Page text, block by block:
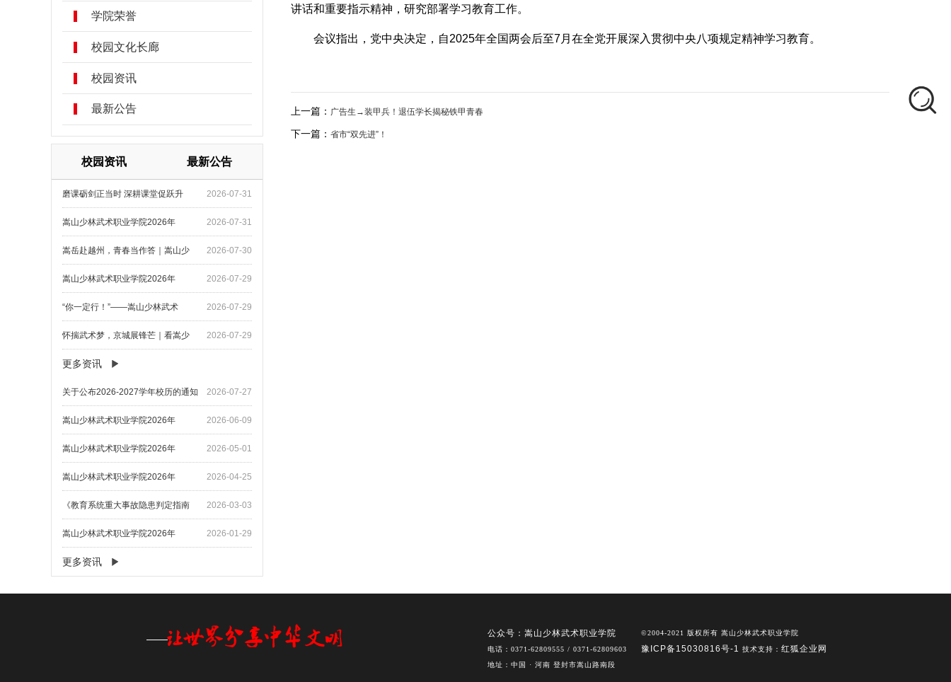
学院荣誉
校园文化长廊
校园资讯
最新公告
校园资讯 最新公告
2026-07-31
磨课砺剑正当时 深耕课堂促跃升
2026-07-31
嵩山少林武术职业学院2026年
2026-07-30
嵩岳赴越州，青春当作答｜嵩山少
2026-07-29
嵩山少林武术职业学院2026年
2026-07-29
“你一定行！”——嵩山少林武术
2026-07-29
怀揣武术梦，京城展锋芒｜看嵩少
更多资讯
2026-07-27
关于公布2026-2027学年校历的通知
2026-06-09
嵩山少林武术职业学院2026年
2026-05-01
嵩山少林武术职业学院2026年
2026-04-25
嵩山少林武术职业学院2026年
2026-03-03
《教育系统重大事故隐患判定指南
2026-01-29
嵩山少林武术职业学院2026年
更多资讯
讲话和重要指示精神，研究部署学习教育工作。
会议指出，党中央决定，自2025年全国两会后至7月在全党开展深入贯彻中央八项规定精神学习教育。
上一篇： 广告生→装甲兵！退伍学长揭秘铁甲青春
下一篇： 省市“双先进”！
公众号：嵩山少林武术职业学院
电话：0371-62809555 / 0371-62809603
地址：中国 · 河南 登封市嵩山路南段
©2004-2021 版权所有 嵩山少林武术职业学院
豫ICP备15030816号-1技术支持：红狐企业网